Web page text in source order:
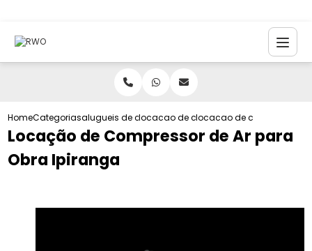
HomeCategoriasalugueis de compressores de ar
locacao de compressor de ar para
locacao de compressor
Locação de Compressor de Ar para
Obra Ipiranga